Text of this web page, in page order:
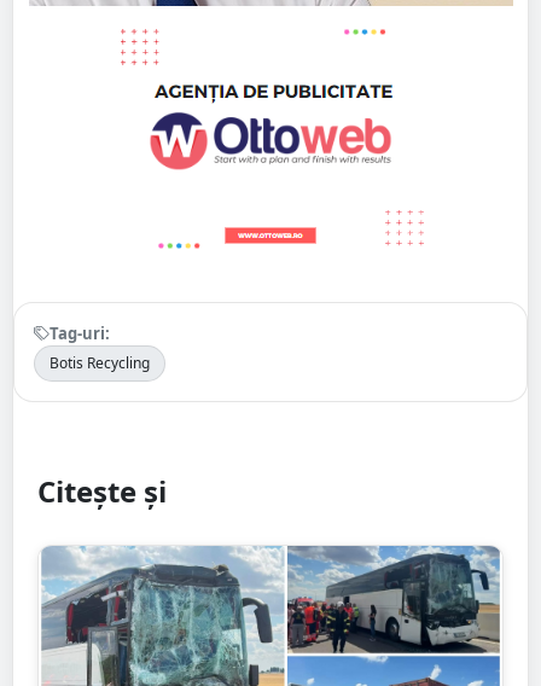
Tag-uri:
Botis Recycling
Citește și